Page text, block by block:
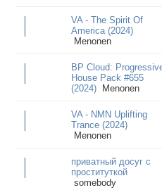
VA - The Spirit Of
America (2024)
Menonen
BP Cloud:
House Pack #655
(2024)
Menonen
VA - NMN Uplifting
Trance (2024)
Menonen
приватный досуг с
проституткой
somebody